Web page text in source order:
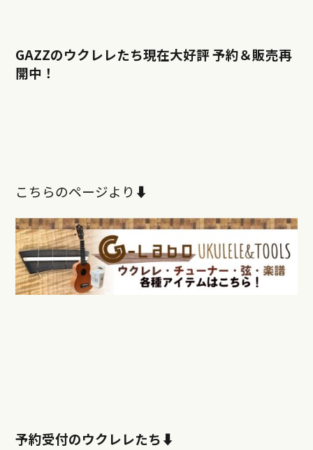
GAZZのウクレレたち現在大好評 予約＆販売再
開中！
こちらのページより⬇︎
予約受付のウクレレたち⬇︎